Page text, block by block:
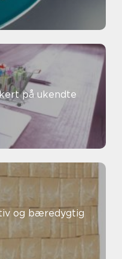
på ukendte
og bæredygtig